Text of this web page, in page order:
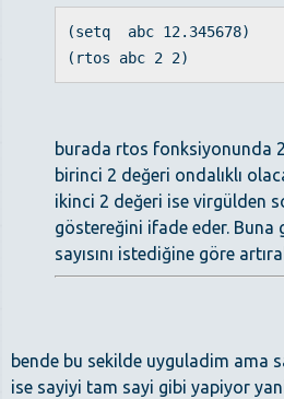
(setq abc 12.345678)
(rtos abc 2 2)
burada rtos fonksiyonunda
birinci 2 değeri ondalıklı
ikinci 2 değeri ise virgülden
göstereğini ifade eder. Buna
sayısını istediğine göre
bende bu sekilde uyguladim ama
ise sayiyi tam sayi gibi yapiyor